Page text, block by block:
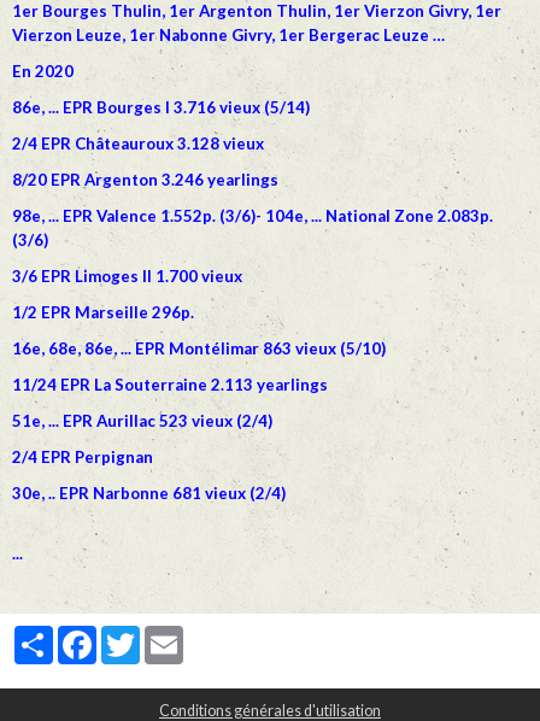
1er Bourges Thulin, 1er Argenton Thulin, 1er Vierzon Givry, 1er
Vierzon Leuze, 1er Nabonne Givry, 1er Bergerac Leuze …
En 2020
86e, ... EPR Bourges I 3.716 vieux (5/14)
2/4 EPR Châteauroux 3.128 vieux
8/20 EPR Argenton 3.246 yearlings
98e, ... EPR Valence 1.552p. (3/6)- 104e, ... National Zone 2.083p.
(3/6)
3/6 EPR Limoges II 1.700 vieux
1/2 EPR Marseille 296p.
16e, 68e, 86e, ... EPR Montélimar 863 vieux (5/10)
11/24 EPR La Souterraine 2.113 yearlings
51e, ... EPR Aurillac 523 vieux (2/4)
2/4 EPR Perpignan
30e, .. EPR Narbonne 681 vieux (2/4)
...
PartagerFacebook
Twitter
Conditions générales d'utilisation